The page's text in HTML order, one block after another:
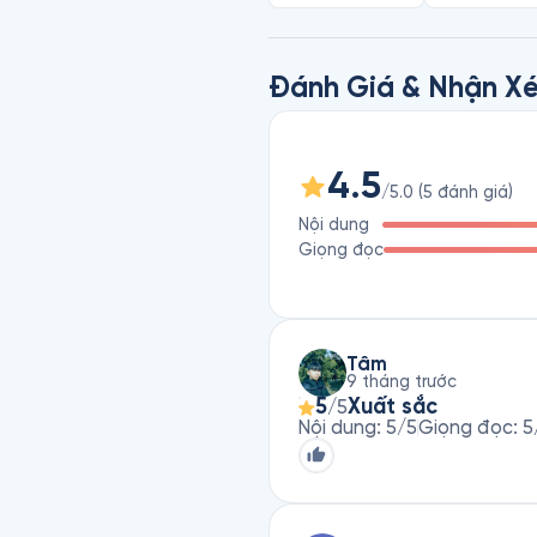
Đánh Giá & Nhận
4.5/5.0 (5 đánh giá)
Nội dung
Giọng đọc
Tâm
9 tháng trước
5/5Xuất sắc
Nội dung: 5/5Giọng đọc: 5